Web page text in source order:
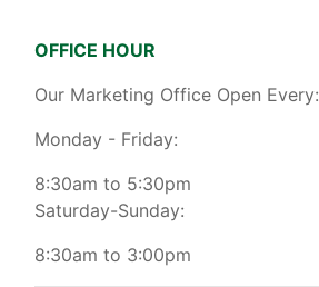
OFFICE HOUR
Our Marketing Office Open Every:
Monday - Friday:
8:30am to 5:30pm
Saturday-Sunday:
8:30am to 3:00pm